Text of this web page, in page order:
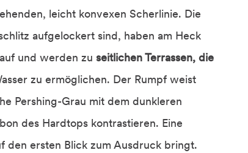
leicht konvexen Scherlinie. Die
aufgelockert sind, haben am Heck
und werden zu seitlichen Terrassen, die
zu ermöglichen. Der Rumpf weist
Pershing-Grau mit dem dunkleren
des Hardtops kontrastieren. Eine
den ersten Blick zum Ausdruck bringt.